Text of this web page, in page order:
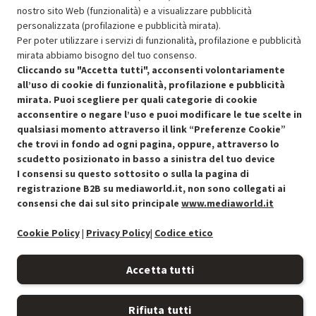
Condizioni generali di vendita
Cookie Policy
Preferenze cookie
Informativa privacy
Accessibilità
Recedere dal contratto qui
nostro sito Web (funzionalità) e a visualizzare pubblicità
personalizzata (profilazione e pubblicità mirata).
Per poter utilizzare i servizi di funzionalità, profilazione e pubblicità
mirata abbiamo bisogno del tuo consenso.
Cliccando su "Accetta tutti", acconsenti volontariamente
all’uso di cookie di funzionalità, profilazione e pubblicità
mirata. Puoi scegliere per quali categorie di cookie
acconsentire o negare l’uso e puoi modificare le tue scelte in
qualsiasi momento attraverso il link “Preferenze Cookie”
che trovi in fondo ad ogni pagina, oppure, attraverso lo
scudetto posizionato in basso a sinistra del tuo device
I consensi su questo sottosito o sulla la pagina di
registrazione B2B su mediaworld.it, non sono collegati ai
consensi che dai sul sito principale www.mediaworld.it
Cookie Policy| Privacy Policy| Codice etico
Accetta tutti
Rifiuta tutti